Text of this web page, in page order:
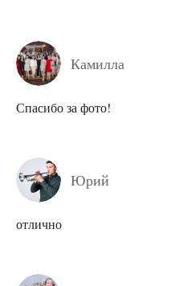
Камилла
Спасибо за фото!
Юрий
отлично